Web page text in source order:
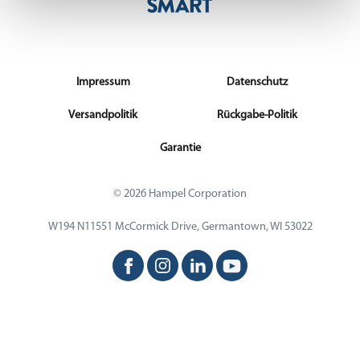
Impressum Datenschutz
Versandpolitik Rückgabe-Politik
Garantie
© 2026 Hampel Corporation
W194 N11551 McCormick Drive, Germantown, WI 53022